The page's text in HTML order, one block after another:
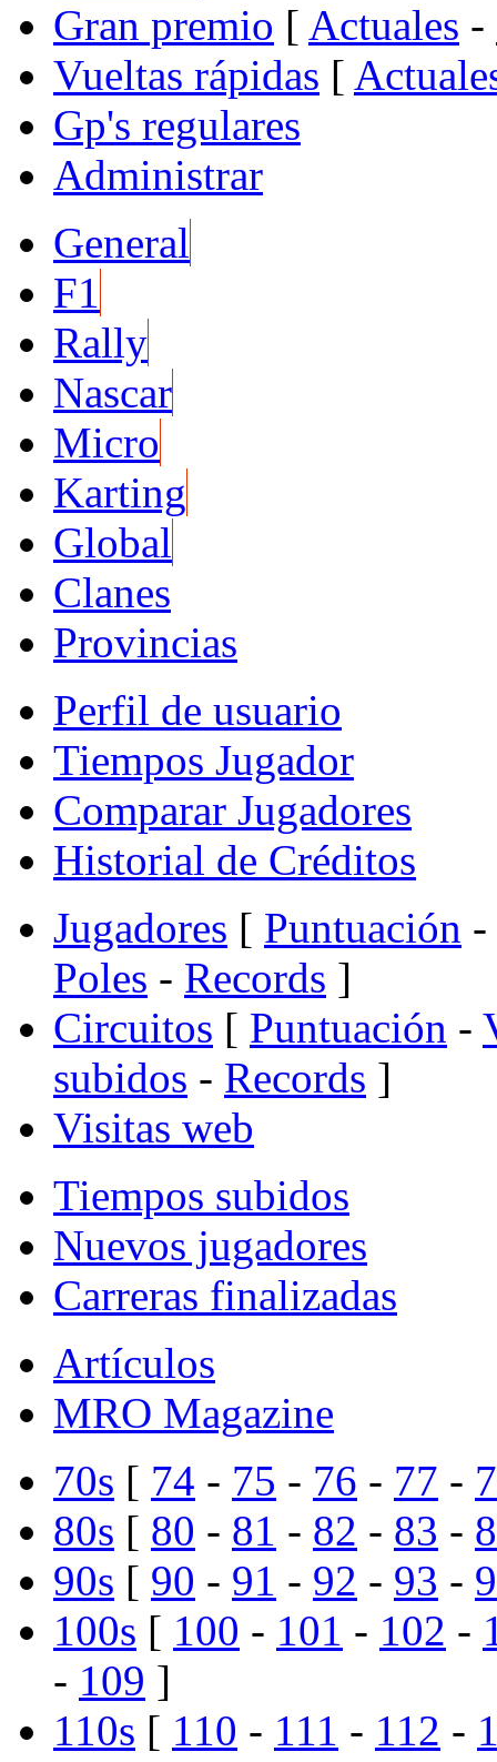
Gran premio [ Actuales -
Vueltas rápidas [
Gp's regulares
Administrar
General
F1
Rally
Nascar
Micro
Karting
Global
Clanes
Provincias
Perfil de usuario
Tiempos Jugador
Comparar Jugadores
Historial de Créditos
Jugadores [ Puntuación -
Poles - Records ]
Circuitos [ Puntuación -
subidos - Records ]
Visitas web
Tiempos subidos
Nuevos jugadores
Carreras finalizadas
Artículos
MRO Magazine
70s [ 74 - 75 - 76 - 77 -
80s [ 80 - 81 - 82 - 83 -
90s [ 90 - 91 - 92 - 93 -
100s [ 100 - 101 - 102 -
- 109 ]
110s [ 110 - 111 - 112 -